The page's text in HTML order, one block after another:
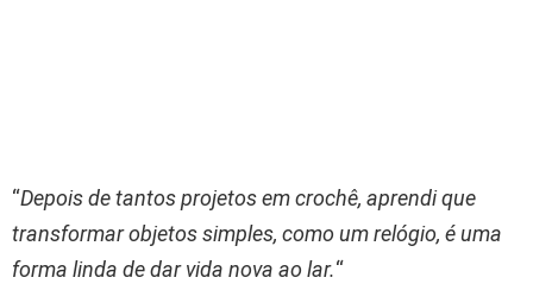
“Depois de tantos projetos em crochê, aprendi que
transformar objetos simples, como um relógio, é uma
forma linda de dar vida nova ao lar.“